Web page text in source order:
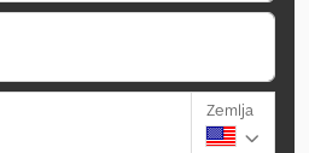
Zemlja